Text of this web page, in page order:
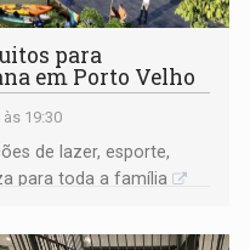
para
em Porto Velho
19:30
de lazer, esporte,
para toda a família